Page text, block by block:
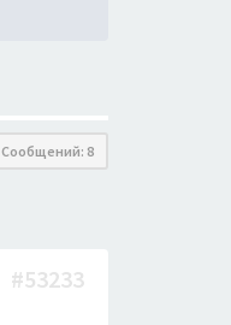
Сообщений: 8
#53233